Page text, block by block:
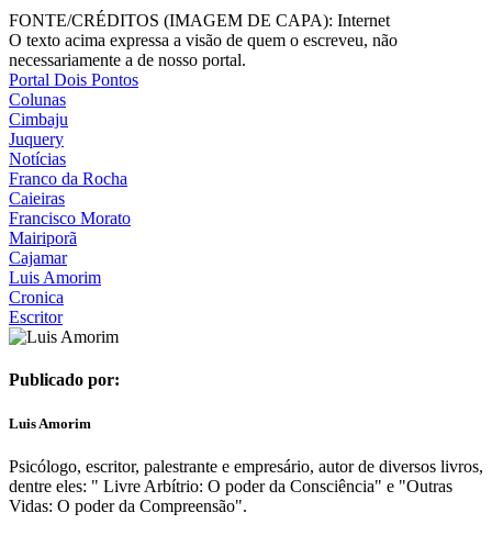
FONTE/CRÉDITOS (IMAGEM DE CAPA): Internet
O texto acima expressa a visão de quem o escreveu, não
necessariamente a de nosso portal.
Portal Dois Pontos
Colunas
Cimbaju
Juquery
Notícias
Franco da Rocha
Caieiras
Francisco Morato
Mairiporã
Cajamar
Luis Amorim
Cronica
Escritor
Publicado por:
Luis Amorim
Psicólogo, escritor, palestrante e empresário, autor de diversos livros,
dentre eles: " Livre Arbítrio: O poder da Consciência" e "Outras
Vidas: O poder da Compreensão".